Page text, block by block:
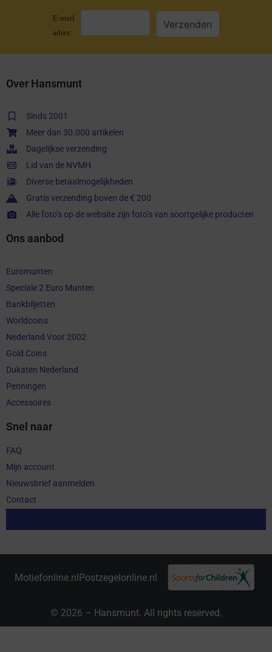
E-mail
adres:
Over Hansmunt
Sinds 2001
Meer dan 30.000 artikelen
Dagelijkse verzending
Lid van de NVMH
Diverse betaalmogelijkheden
Gratis verzending boven de € 200
Alle foto’s op de website zijn foto’s van soortgelijke producten
Ons aanbod
Euromunten
Speciale 2 Euro Munten
Bankbiljetten
Worldcoins
Nederland Voor 2002
Gold Coins
Dukaten Nederland
Penningen
Accessoires
Snel naar
FAQ
Mijn account
Nieuwsbrief aanmelden
Contact
Motiefonline.nl Postzegelonline.nl
© 2026 – Hansmunt. All rights reserved.